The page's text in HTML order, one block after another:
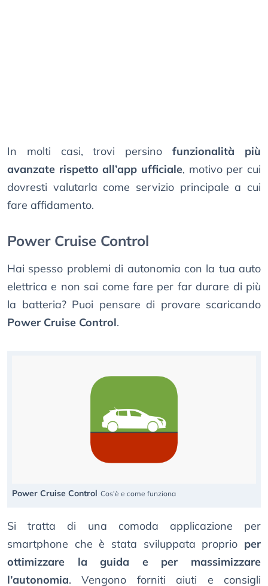
In molti casi, trovi persinofunzionalità più
avanzate rispetto all’app ufficiale, motivo per cui
dovresti valutarla come servizio principale a cui
fare affidamento.
Power Cruise Control
Hai spesso problemi di autonomia con la tua auto
elettrica e non sai come fare per far durare di più
la batteria? Puoi pensare di provare scaricando
Power Cruise Control.
Power Cruise Control Cos'è e come funziona
Si tratta di una comoda applicazione per
smartphone che è stata sviluppata proprio per
ottimizzare la guida e per massimizzare
l’autonomia. Vengono forniti aiuti e consigli